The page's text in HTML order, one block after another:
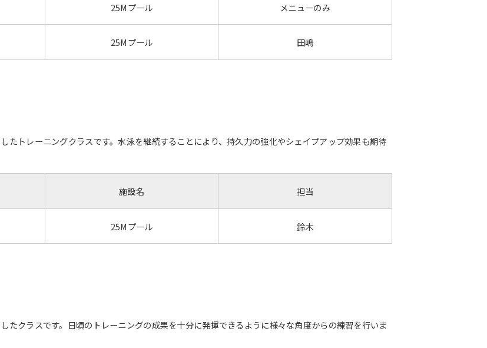
25Mプール メニューのみ
25Mプール 田嶋
たトレーニングクラスです。水泳を継続することにより、持久力の強化やシェイプアップ効果も期待
施設名
25Mプール
担当
鈴木
たクラスです。日頃のトレーニングの成果を十分に発揮できるように様々な角度からの練習を行いま
automatically translated into
However, if you use an automatic
fully understand this before using
Automatic translation start